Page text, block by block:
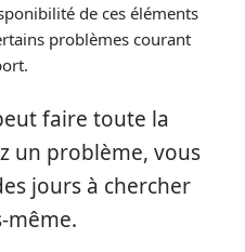
de ces éléments
problèmes courant
faire toute la
un problème, vous
jours à chercher
même.